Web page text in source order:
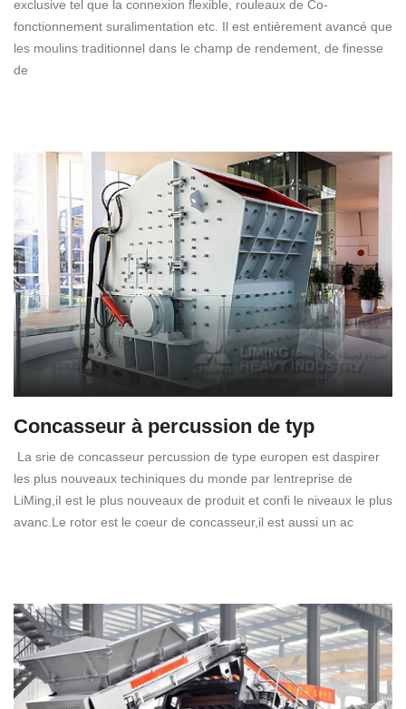
exclusive tel que la connexion flexible, rouleaux de Co-
fonctionnement suralimentation etc. Il est entièrement avancé que
les moulins traditionnel dans le champ de rendement, de finesse
de
Concasseur à percussion de typ
La srie de concasseur percussion de type europen est daspirer
les plus nouveaux techiniques du monde par lentreprise de
LiMing,iI est le plus nouveaux de produit et confi le niveaux le plus
avanc.Le rotor est le coeur de concasseur,il est aussi un ac